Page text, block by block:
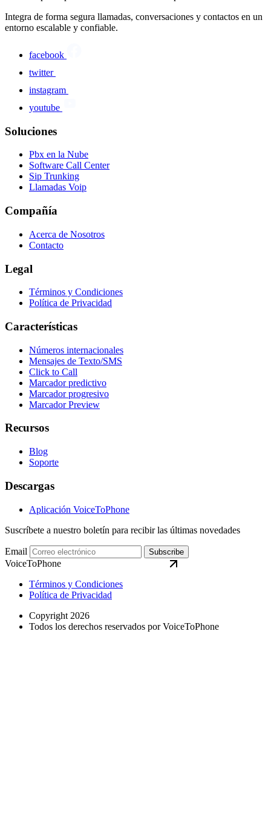
Integra de forma segura llamadas, conversaciones y contactos en un
entorno escalable y confiable.
facebook
twitter
instagram
youtube
Soluciones
Pbx en la Nube
Software Call Center
Sip Trunking
Llamadas Voip
Compañía
Acerca de Nosotros
Contacto
Legal
Términos y Condiciones
Política de Privacidad
Características
Números internacionales
Mensajes de Texto/SMS
Click to Call
Marcador predictivo
Marcador progresivo
Marcador Preview
Recursos
Blog
Soporte
Descargas
Aplicación VoiceToPhone
Suscríbete a nuestro boletín para recibir las últimas novedades
Email Subscribe
VoiceToPhone
Términos y Condiciones
Política de Privacidad
Copyright 2026
Todos los derechos reservados por VoiceToPhone